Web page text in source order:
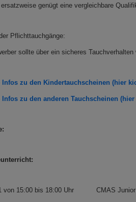
genügt eine vergleichbare
Pflichttauchgänge:
sollte über ein sicheres Tauchverhalten
Infos zu den Kindertauchscheinen (hier
Infos zu den anderen Tauchscheinen
von 15:00 bis 18:00 Uhr CMAS